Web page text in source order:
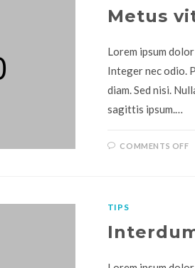
Metus
Lorem ipsum
Integer nec odio.
diam. Sed nisi.
sagittis ipsum.…
COMMENTS OFF
TIPS